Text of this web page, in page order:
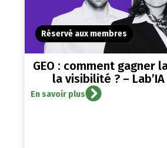
Réservé aux membres
GEO : comment gagner
la visibilité ? –
En savoir plus